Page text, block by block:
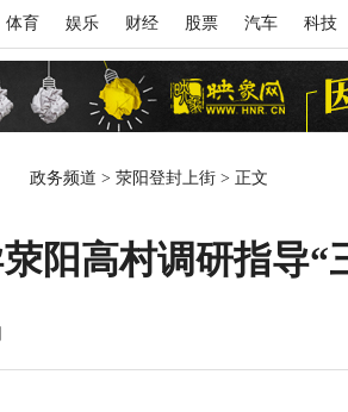
体育 娱乐 财经 股票 汽车 科技
政务频道 > 荥阳登封上街 > 正文
阳高村调研指导“